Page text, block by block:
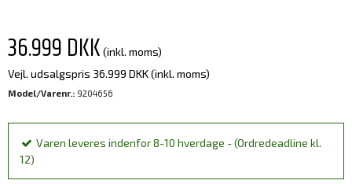
36.999 DKK (inkl. moms)
Vejl. udsalgspris 36.999 DKK(inkl. moms)
Model/Varenr.: 9204656
Varen leveres indenfor 8-10 hverdage - (Ordredeadline kl.
12)